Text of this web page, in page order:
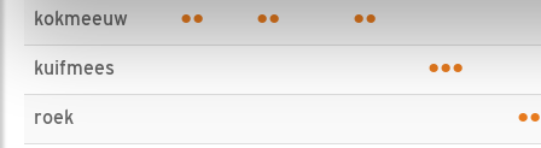
kokmeeuw •• •• ••
kuifmees •••
roek